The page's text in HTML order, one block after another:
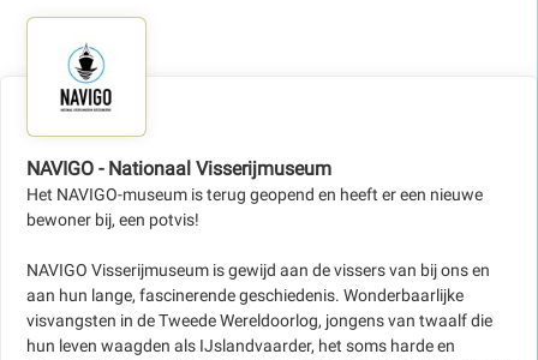
NAVIGO - Nationaal Visserijmuseum
Het NAVIGO-museum is terug geopend en heeft er een nieuwe
bewoner bij, een potvis!
NAVIGO Visserijmuseum is gewijd aan de vissers van bij ons en
aan hun lange, fascinerende geschiedenis. Wonderbaarlijke
visvangsten in de Tweede Wereldoorlog, jongens van twaalf die
hun leven waagden als IJslandvaarder, het soms harde en